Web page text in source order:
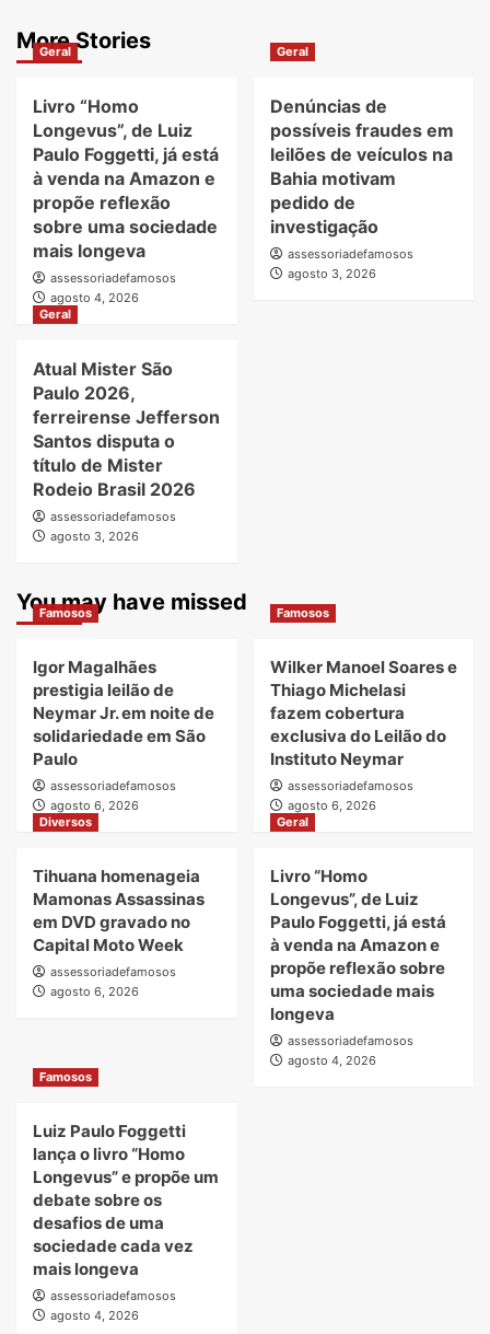
More Stories
Geral
Livro “Homo
Longevus”, de Luiz
Paulo Foggetti, já está
à venda na Amazon e
propõe reflexão
sobre uma sociedade
mais longeva
assessoriadefamosos
agosto 4, 2026
Geral
Denúncias de
possíveis fraudes em
leilões de veículos na
Bahia motivam
pedido de
investigação
assessoriadefamosos
agosto 3, 2026
Geral
Atual Mister São
Paulo 2026,
ferreirense Jefferson
Santos disputa o
título de Mister
Rodeio Brasil 2026
assessoriadefamosos
agosto 3, 2026
You may have missed
Famosos
Igor Magalhães
prestigia leilão de
Neymar Jr. em noite de
solidariedade em São
Paulo
assessoriadefamosos
agosto 6, 2026
Famosos
Wilker Manoel Soares e
Thiago Michelasi
fazem cobertura
exclusiva do Leilão do
Instituto Neymar
assessoriadefamosos
agosto 6, 2026
Diversos
Tihuana homenageia
Mamonas Assassinas
em DVD gravado no
Capital Moto Week
assessoriadefamosos
agosto 6, 2026
Geral
Livro “Homo
Longevus”, de Luiz
Paulo Foggetti, já está
à venda na Amazon e
propõe reflexão sobre
uma sociedade mais
longeva
assessoriadefamosos
agosto 4, 2026
Famosos
Luiz Paulo Foggetti
lança o livro “Homo
Longevus” e propõe um
debate sobre os
desafios de uma
sociedade cada vez
mais longeva
assessoriadefamosos
agosto 4, 2026